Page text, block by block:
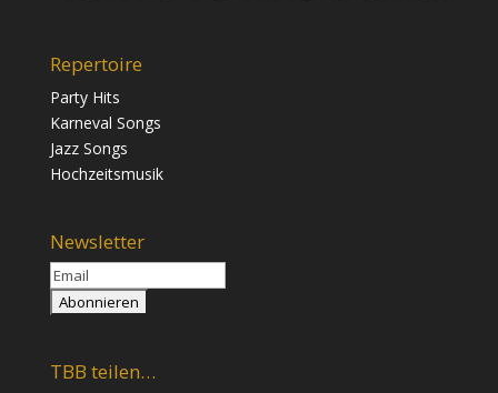
Repertoire
Party Hits
Karneval Songs
Jazz Songs
Hochzeitsmusik
Newsletter
TBB teilen…